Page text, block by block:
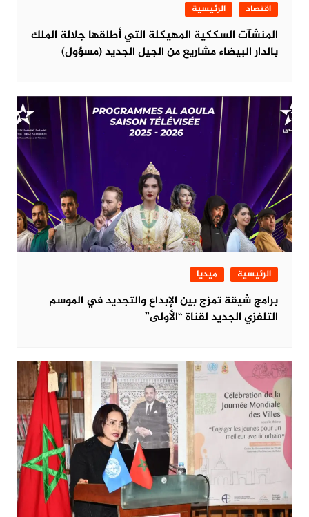
اقتصاد الرئيسية
المنشآت السككية المهيكلة التي أطلقها جلالة الملك
بالدار البيضاء مشاريع من الجيل الجديد (مسؤول)
الرئيسية ميديا
برامج شيقة تمزج بين الإبداع والتجديد في الموسم
التلفزي الجديد لقناة “الأولى”